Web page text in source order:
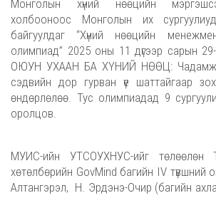
Монголын хүний нөөцийн
холбооноос Монголын их
байгуулдаг “Хүний нөөцийн
олимпиад” 2025 оны 11 дүгээр сарын
ОЮУН УХААН БА ХҮНИЙ НӨӨЦ: Чадамж,
сэдвийн дор гурван үе шаттайгаар
өндөрлөлөө. Тус олимпиадад 9
оролцов.
МУИС-ийн УТСОУХНУС-ийг төлөөлөн
хөтөлбөрийн GovMind багийн IV
Алтангэрэл, Н. Эрдэнэ-Очир (багийн